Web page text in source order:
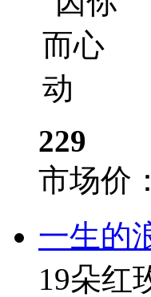
229
市场价：
一生的
19朵红